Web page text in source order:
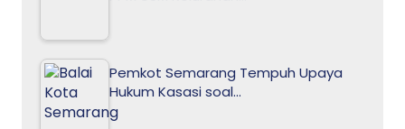
Pemkot Semarang Tempuh Upaya
Hukum Kasasi soal…